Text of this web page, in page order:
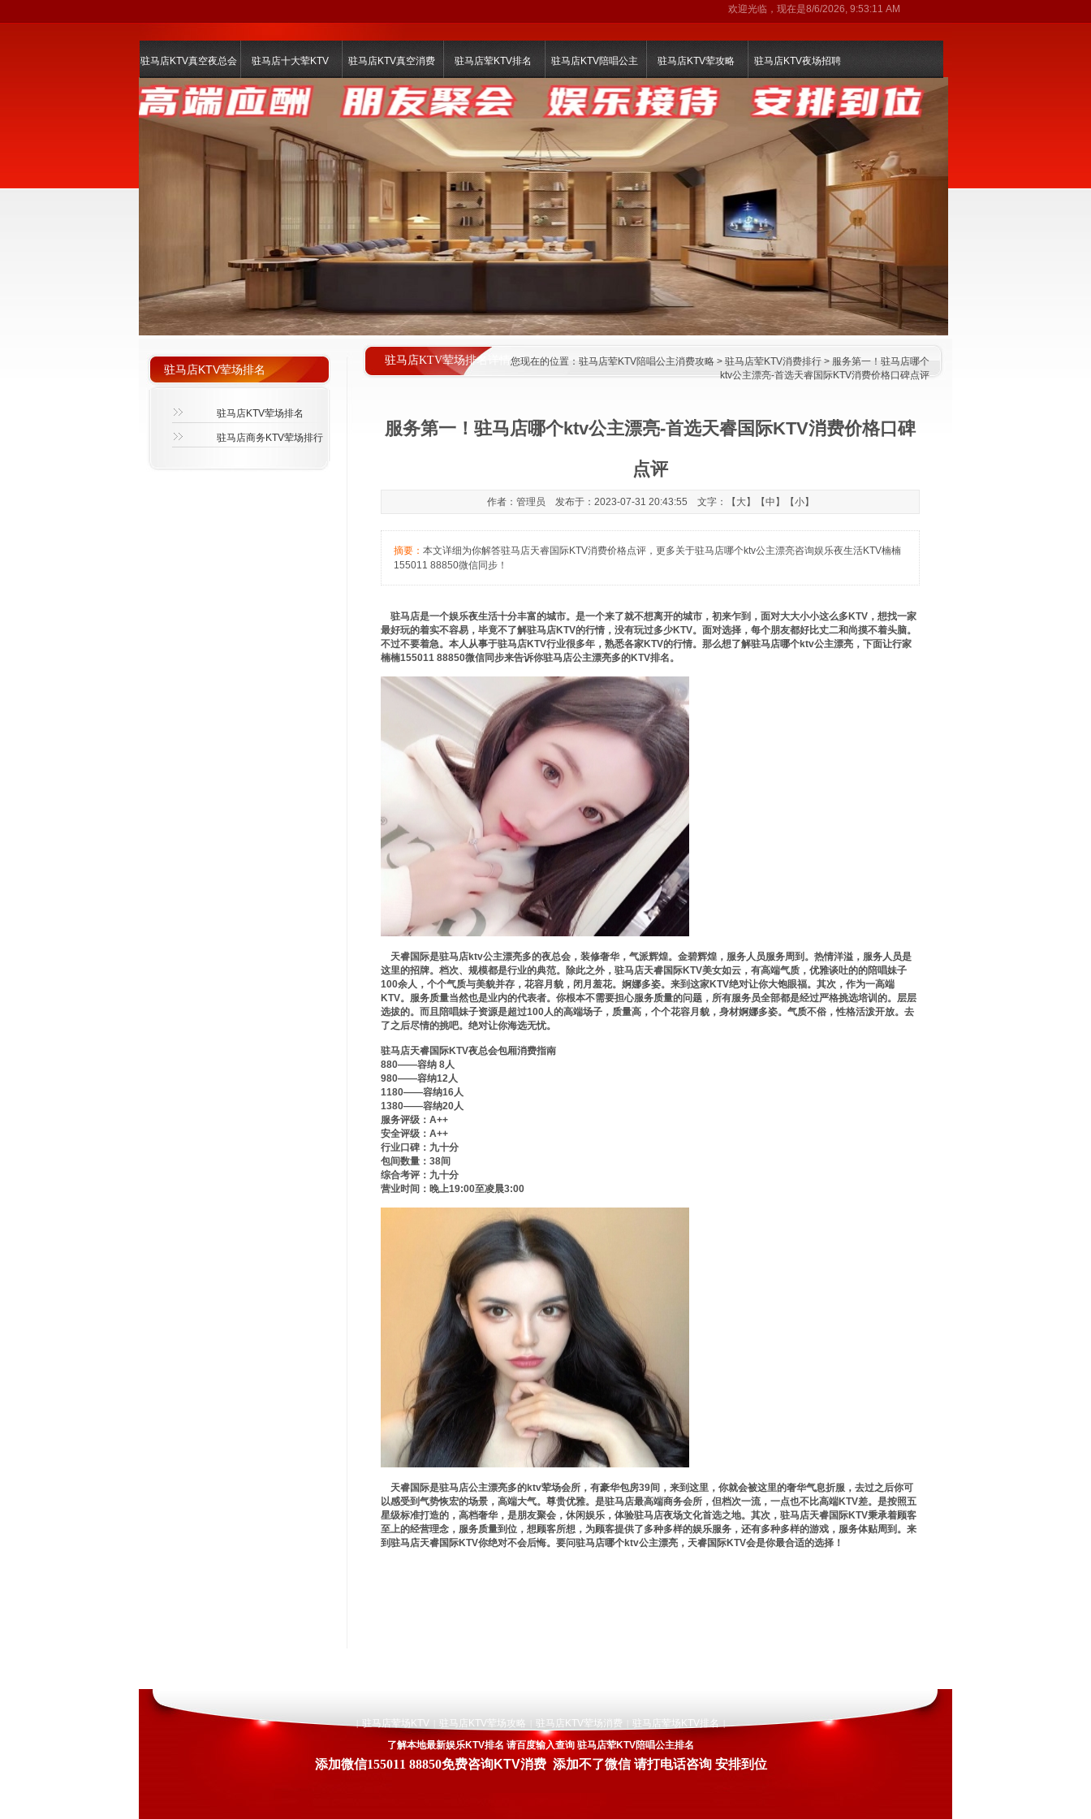
欢迎光临，现在是8/6/2026, 9:53:11 AM
驻马店KTV真空夜总会 驻马店十大荤KTV 驻马店KTV真空消费 驻马店荤KTV排名 驻马店KTV陪唱公主 驻马店KTV荤攻略 驻马店KTV夜场招聘
驻马店KTV荤场排名详情 您现在的位置： 驻马店荤KTV陪唱公主消费攻略 > 驻马店荤KTV消费排行 > 服务第一！驻马店哪个
ktv公主漂亮-首选天睿国际KTV消费价格口碑点评
驻马店KTV荤场排名
驻马店KTV荤场排名
驻马店商务KTV荤场排行
服务第一！驻马店哪个ktv公主漂亮-首选天睿国际KTV消费价格口碑
点评
作者：管理员 发布于：2023-07-31 20:43:55 文字：【 大】【中 】【小】
摘要： 本文详细为你解答驻马店天睿国际KTV消费价格点评，更多关于驻马店哪个ktv公主漂亮咨询娱乐夜生活KTV楠楠
155011 88850微信同步！
驻马店是一个娱乐夜生活十分丰富的城市。是一个来了就不想离开的城市，初来乍到，面对大大小小这么多KTV，想找一家
最好玩的着实不容易，毕竟不了解驻马店KTV的行情，没有玩过多少KTV。面对选择，每个朋友都好比丈二和尚摸不着头脑。
不过不要着急。本人从事于驻马店KTV行业很多年，熟悉各家KTV的行情。那么想了解驻马店哪个ktv公主漂亮，下面让行家
楠楠155011 88850微信同步来告诉你驻马店公主漂亮多的KTV排名。
天睿国际是驻马店ktv公主漂亮多的夜总会，装修奢华，气派辉煌。金碧辉煌，服务人员服务周到。热情洋溢，服务人员是
这里的招牌。档次、规模都是行业的典范。除此之外，驻马店天睿国际KTV美女如云，有高端气质，优雅谈吐的的陪唱妹子
100余人，个个气质与美貌并存，花容月貌，闭月羞花。婀娜多姿。来到这家KTV绝对让你大饱眼福。其次，作为一高端
KTV。服务质量当然也是业内的代表者。你根本不需要担心服务质量的问题，所有服务员全部都是经过严格挑选培训的。层层
选拔的。而且陪唱妹子资源是超过100人的高端场子，质量高，个个花容月貌，身材婀娜多姿。气质不俗，性格活泼开放。去
了之后尽情的挑吧。绝对让你海选无忧。
驻马店天睿国际KTV夜总会包厢消费指南
880——容纳 8人
980——容纳12人
1180——容纳16人
1380——容纳20人
服务评级：A++
安全评级：A++
行业口碑：九十分
包间数量：38间
综合考评：九十分
营业时间：晚上19:00至凌晨3:00
天睿国际是驻马店公主漂亮多的ktv荤场会所，有豪华包房39间，来到这里，你就会被这里的奢华气息折服，去过之后你可
以感受到气势恢宏的场景，高端大气。尊贵优雅。是驻马店最高端商务会所，但档次一流，一点也不比高端KTV差。是按照五
星级标准打造的，高档奢华，是朋友聚会，休闲娱乐，体验驻马店夜场文化首选之地。其次，驻马店天睿国际KTV秉承着顾客
至上的经营理念，服务质量到位，想顾客所想，为顾客提供了多种多样的娱乐服务，还有多种多样的游戏，服务体贴周到。来
到驻马店天睿国际KTV你绝对不会后悔。要问驻马店哪个ktv公主漂亮，天睿国际KTV会是你最合适的选择！
驻马店荤场KTV 驻马店KTV荤场攻略 驻马店KTV荤场消费 驻马店荤场KTV排名
了解本地最新娱乐KTV排名 请百度输入查询 驻马店荤KTV陪唱公主排名
添加微信155011 88850免费咨询KTV消费 添加不了微信 请打电话咨询 安排到位